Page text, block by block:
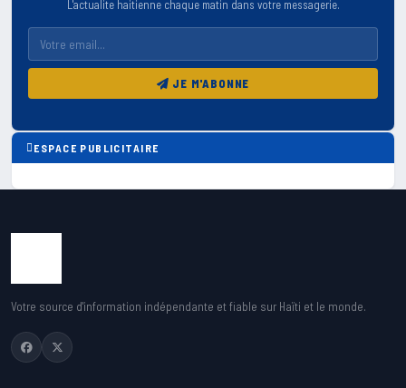
L'actualite haitienne chaque matin dans votre messagerie.
JE M'ABONNE
ESPACE PUBLICITAIRE
Votre source d'information indépendante et fiable sur Haïti et le monde.